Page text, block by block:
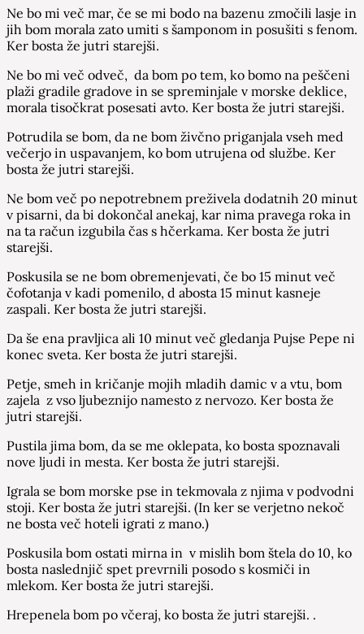
Ne bo mi več mar, če se mi bodo na bazenu zmočili lasje in
jih bom morala zato umiti s šamponom in posušiti s fenom.
Ker bosta že jutri starejši.
Ne bo mi več odveč, da bom po tem, ko bomo na peščeni
plaži gradile gradove in se spreminjale v morske deklice,
morala tisočkrat posesati avto. Ker bosta že jutri starejši.
Potrudila se bom, da ne bom živčno priganjala vseh med
večerjo in uspavanjem, ko bom utrujena od službe. Ker
bosta že jutri starejši.
Ne bom več po nepotrebnem preživela dodatnih 20 minut
v pisarni, da bi dokončal anekaj, kar nima pravega roka in
na ta račun izgubila čas s hčerkama. Ker bosta že jutri
starejši.
Poskusila se ne bom obremenjevati, če bo 15 minut več
čofotanja v kadi pomenilo, d abosta 15 minut kasneje
zaspali. Ker bosta že jutri starejši.
Da še ena pravljica ali 10 minut več gledanja Pujse Pepe ni
konec sveta. Ker bosta že jutri starejši.
Petje, smeh in kričanje mojih mladih damic v a vtu, bom
zajela z vso ljubeznijo namesto z nervozo. Ker bosta že
jutri starejši.
Pustila jima bom, da se me oklepata, ko bosta spoznavali
nove ljudi in mesta. Ker bosta že jutri starejši.
Igrala se bom morske pse in tekmovala z njima v podvodni
stoji. Ker bosta že jutri starejši. (In ker se verjetno nekoč
ne bosta več hoteli igrati z mano.)
Poskusila bom ostati mirna in v mislih bom štela do 10, ko
bosta naslednjič spet prevrnili posodo s kosmiči in
mlekom. Ker bosta že jutri starejši.
Hrepenela bom po včeraj, ko bosta že jutri starejši. .